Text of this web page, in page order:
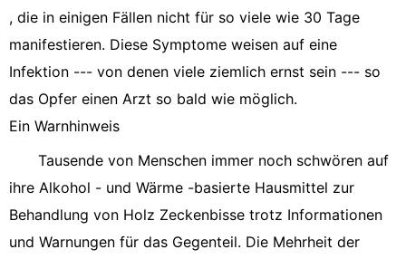
, die in einigen Fällen nicht für so viele wie 30 Tage
manifestieren. Diese Symptome weisen auf eine
Infektion --- von denen viele ziemlich ernst sein --- so
das Opfer einen Arzt so bald wie möglich.
Ein Warnhinweis
Tausende von Menschen immer noch schwören auf
ihre Alkohol - und Wärme -basierte Hausmittel zur
Behandlung von Holz Zeckenbisse trotz Informationen
und Warnungen für das Gegenteil. Die Mehrheit der